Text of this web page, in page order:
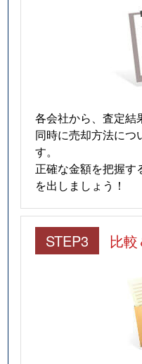
各会社から、査定結
同時に売却方法につ
す。
正確な金額を把握す
を出しましょう！
STEP3 比較